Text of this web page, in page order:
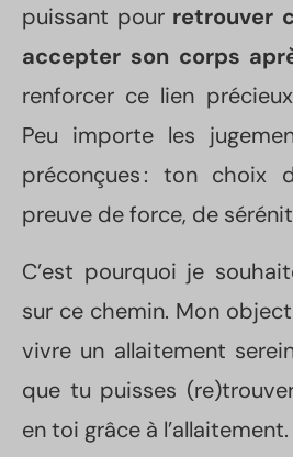
puissant pour retrouver
accepter son corps
renforcer ce lien
Peu importe les
préconçues : ton choix
preuve de force, de
C’est pourquoi je
sur ce chemin. Mon
vivre un allaitement
que tu puisses
en toi grâce à l’allaitement.